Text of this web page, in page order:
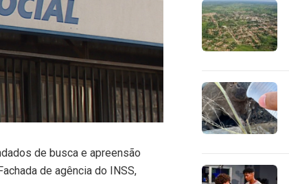
de busca e apreensão
de agência do INSS,